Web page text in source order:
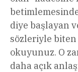
diye başlayan
sözleriyle
okuyunuz. O
daha açık